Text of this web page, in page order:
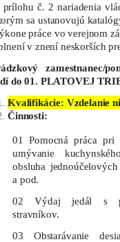
č. 2 nariadenia
sa ustanovujú
práce vo verejnom
v znení neskorších
zamestnanec/
do 01. PLATOVEJ
Kvalifikácie: Vzdelanie
Činnosti:
01 Pomocná práca
umývanie
obsluha
a pod.
02 Výdaj jedál s
stravníkov.
03 Obstarávanie